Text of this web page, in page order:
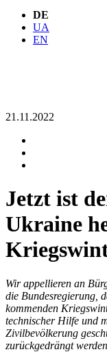
DE
UA
EN
21.11.2022
Jetzt ist
Ukraine
Wir appellieren an
die Bundesregierung,
kommenden
technischer Hilfe und
Zivilbevölkerung
zurückgedrängt